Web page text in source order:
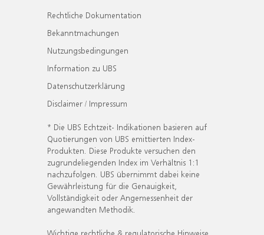
Rechtliche Dokumentation
Bekanntmachungen
Nutzungsbedingungen
Information zu UBS
Datenschutzerklärung
Disclaimer / Impressum
* Die UBS Echtzeit- Indikationen basieren auf
Quotierungen von UBS emittierten Index-
Produkten. Diese Produkte versuchen den
zugrundeliegenden Index im Verhältnis 1:1
nachzufolgen. UBS übernimmt dabei keine
Gewährleistung für die Genauigkeit,
Vollständigkeit oder Angemessenheit der
angewandten Methodik.